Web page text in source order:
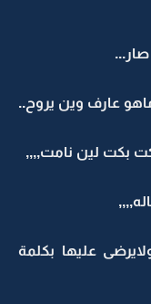
عارف وين يروح..
بكت لين نامت,,,,
عليها بكلمة